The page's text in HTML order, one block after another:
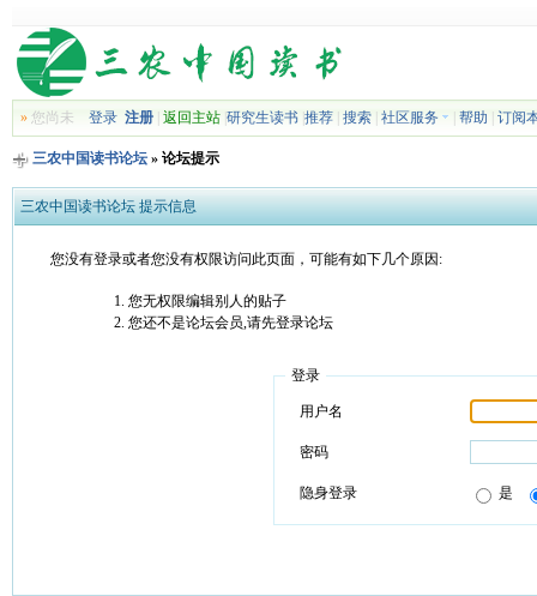
»您尚未 登录 注册| 返回主站| 研究生读书| 推荐| 搜索| 社区服务 帮助 订阅
三农中国读书论坛» 论坛提示
三农中国读书论坛 提示信息
您没有登录或者您没有权限访问此页面，可能有如下几个原因:
您无权限编辑别人的贴子
您还不是论坛会员,请先登录论坛
登录
用户名
密码
隐身登录 是